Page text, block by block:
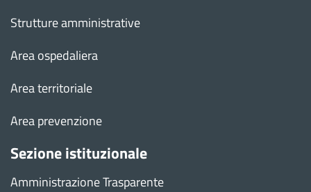
Strutture amministrative
Area ospedaliera
Area territoriale
Area prevenzione
Sezione istituzionale
Amministrazione Trasparente